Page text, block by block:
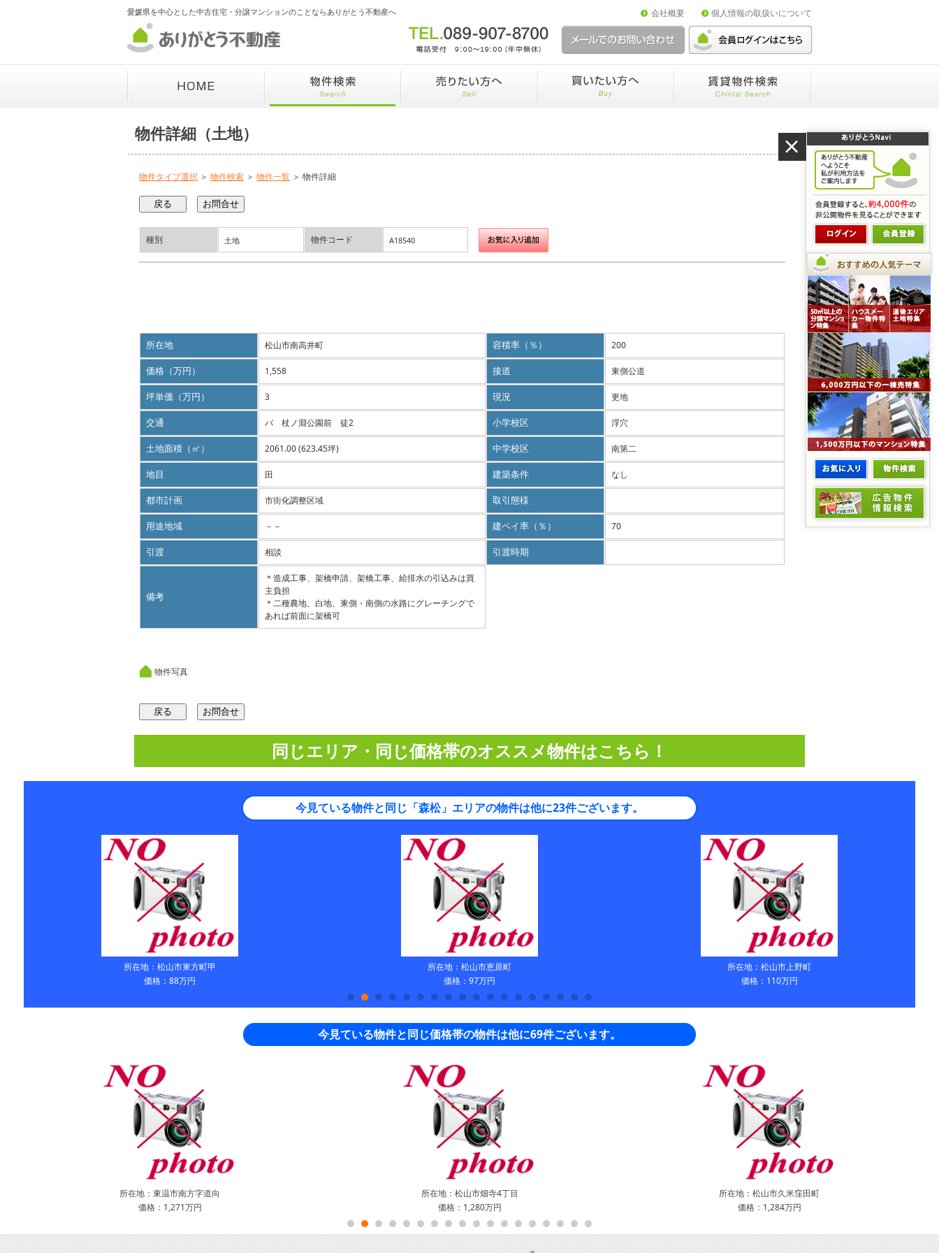
愛媛県を中心とした中古住宅・分譲マンションのことならありがとう不動産へ 会社概要 個人情報の取扱いについて
物件詳細（土地）
物件タイプ選択 ＞ 物件検索 ＞ 物件一覧 ＞ 物件詳細
種別 土地 物件コード A18540
所在地 松山市南高井町 容積率（％） 200
価格（万円） 1,558 接道 東側公道
坪単価（万円） 3 現況 更地
交通 バ 杖ノ淵公園前 徒2 小学校区 浮穴
土地面積（㎡） 2061.00 (623.45坪) 中学校区 南第二
地目 田 建築条件 なし
都市計画 市街化調整区域 取引態様
用途地域 －－ 建ペイ率（％） 70
引渡 相談 引渡時期
備考
＊造成工事、架橋申請、架橋工事、給排水の引込みは買
主負担
＊二種農地、白地、東側・南側の水路にグレーチングで
あれば前面に架橋可
物件写真
同じエリア・同じ価格帯のオススメ物件はこちら！
今見ている物件と同じ「森松」エリアの物件は他に23件ございます。
所在地：松山市東方町甲
価格：88万円
所在地：松山市恵原町
価格：97万円
所在地：松山市上野町
価格：110万円
今見ている物件と同じ価格帯の物件は他に69件ございます。
所在地：東温市南方字道向
価格：1,271万円
所在地：松山市畑寺4丁目
価格：1,280万円
所在地：松山市久米窪田町
価格：1,284万円